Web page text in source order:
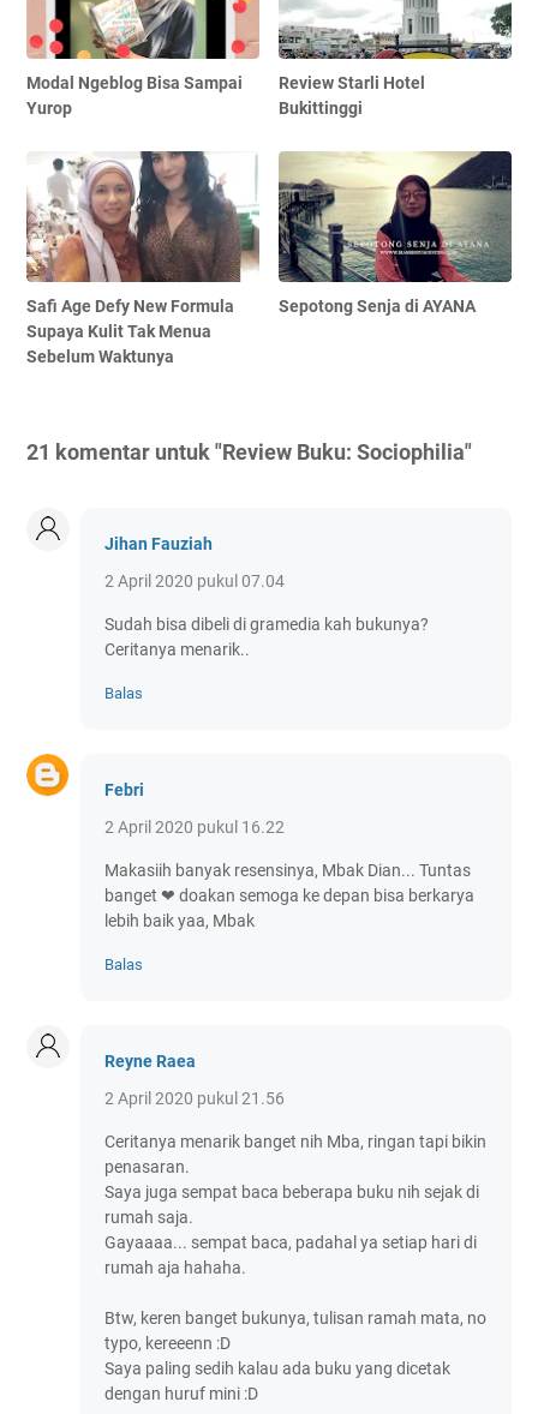
Modal Ngeblog Bisa Sampai
Yurop
Review Starli Hotel
Bukittinggi
Safi Age Defy New Formula
Supaya Kulit Tak Menua
Sebelum Waktunya
Sepotong Senja di AYANA
21 komentar untuk "Review Buku: Sociophilia"
Jihan Fauziah
2 April 2020 pukul 07.04
Sudah bisa dibeli di gramedia kah bukunya?
Ceritanya menarik..
Balas
Febri
2 April 2020 pukul 16.22
Makasiih banyak resensinya, Mbak Dian... Tuntas
banget ❤ doakan semoga ke depan bisa berkarya
lebih baik yaa, Mbak
Balas
Reyne Raea
2 April 2020 pukul 21.56
Ceritanya menarik banget nih Mba, ringan tapi bikin
penasaran.
Saya juga sempat baca beberapa buku nih sejak di
rumah saja.
Gayaaaa... sempat baca, padahal ya setiap hari di
rumah aja hahaha.
Btw, keren banget bukunya, tulisan ramah mata, no
typo, kereeenn :D
Saya paling sedih kalau ada buku yang dicetak
dengan huruf mini :D